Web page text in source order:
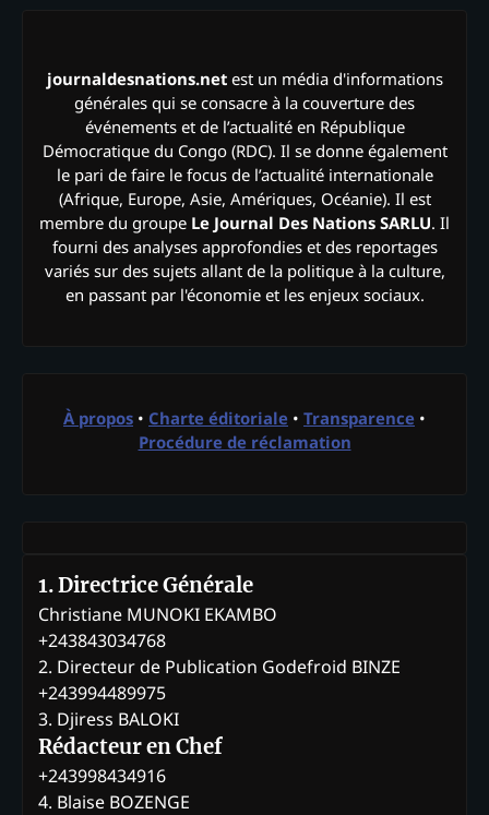
journaldesnations.netest un média d'informations
générales qui se consacre à la couverture des
événements et de l’actualité en République
Démocratique du Congo (RDC). Il se donne également
le pari de faire le focus de l’actualité internationale
(Afrique, Europe, Asie, Amériques, Océanie). Il est
membre du groupe Le Journal Des Nations SARLU. Il
fourni des analyses approfondies et des reportages
variés sur des sujets allant de la politique à la culture,
en passant par l'économie et les enjeux sociaux.
À propos • Charte éditoriale • Transparence •
Procédure de réclamation
1. Directrice Générale
Christiane MUNOKI EKAMBO
+243843034768
2. Directeur de Publication Godefroid BINZE
+243994489975
3. Djiress BALOKI
Rédacteur en Chef
+243998434916
4. Blaise BOZENGE